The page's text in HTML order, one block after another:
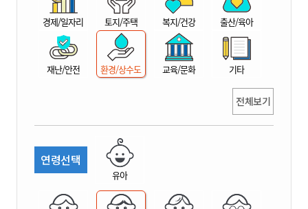
산
경제/일자리 토지/주택 복지/건강 출산/육아
재난/안전 환경/상수도 교육/문화 기타
전체보기
연령선택
유아